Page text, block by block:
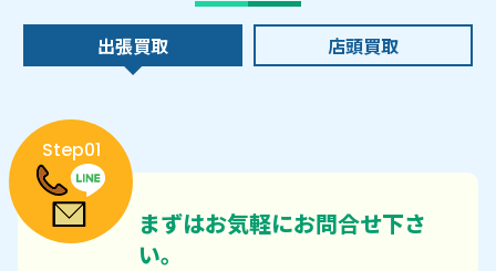
出張買取 店頭買取
Step01
まずはお気軽にお問合せ下さ
い。